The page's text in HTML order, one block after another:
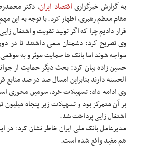
به گزارش خبرگزاریاقتصاد ایران، دکتر
مقام معظم رهبری، اظهار کرد: با توجه به این
قرار دادیم چرا که اگر تولید تقویت و
وی تصریح کرد: دشمنان سعی داشتند تا در
مواجه شوند اما بانک ها حمایت موثر و به
حسین زاده بیان کرد: بحث دیگر حمایت از
الحسنه دارند بنابراین امسال صد در صد
وی ادامه داد: تسهیلات خرد، سومین محوری
بر آن متمرکز بود و تسهیلات زیر پنجاه
اشتغال زایی پرداخت شد.
مدیرعامل بانک ملی ایران خاطر نشان کرد: در
هم مفید واقع شده است.